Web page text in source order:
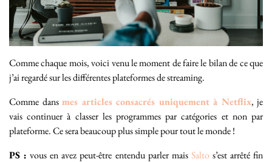
Comme chaque mois, voici venu le moment de faire le bilan de ce que
j’ai regardé sur les différentes plateformes de streaming.
Comme dans mes articles consacrés uniquement à Netflix, je
vais continuer à classer les programmes par catégories et non par
plateforme. Ce sera beaucoup plus simple pour tout le monde !
PS : vous en avez peut-être entendu parler mais Saltos’est arrêté fin